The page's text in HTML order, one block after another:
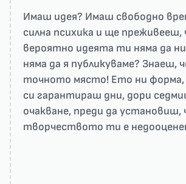
Имаш идея? Имаш свободно
силна психика и ще преживееш,
вероятно идеята ти няма да ни
няма да я публикуваме? Знаеш,
точното място! Ето ни форма,
си гарантираш дни, дори
очакване, преди да установиш,
творчеството ти е